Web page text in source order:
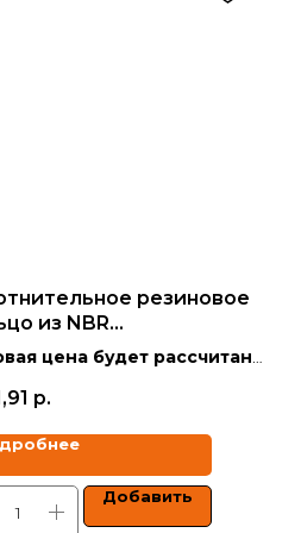
резиновое
из NBR
160
цена будет рассчитана
заказа.
указаны с учетом НДС.
р.
Добавить